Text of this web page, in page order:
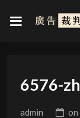
6576-zh
admin on